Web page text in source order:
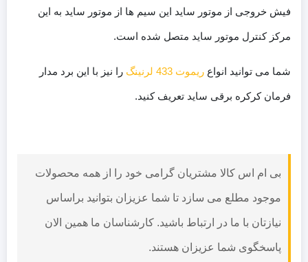
فیش خروجی از موتور ساید این سیم ها از موتور ساید به این
مرکز کنترل موتور ساید متصل شده است.
شما می توانید انواع ریموت 433 لرنینگ را نیز با این برد مدار
فرمان کرکره برقی ساید تعریف کنید.
بی ام اس کالا مشتریان گرامی خود را از همه محصولات
موجود مطلع می سازد تا شما عزیزان بتوانید براساس
نیازتان با ما در ارتباط باشید. کارشناسان ما همین الان
پاسخگوی شما عزیزان هستند.